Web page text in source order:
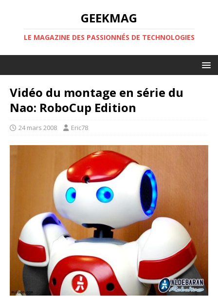
GEEKMAG
LE MAGAZINE DES PASSIONNÉS DE TECHNOLOGIES
Vidéo du montage en série du
Nao: RoboCup Edition
24 mars 2008 Eric78